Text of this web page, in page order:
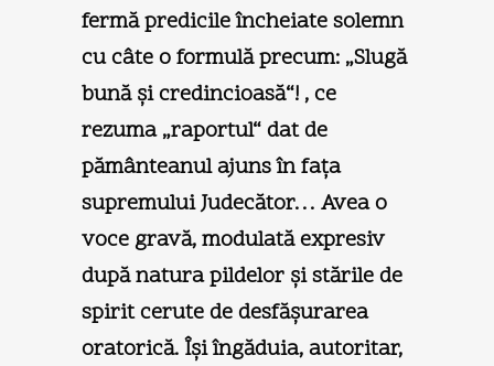
fermă predicile încheiate solemn
cu câte o formulă precum: „Slugă
bună şi credincioasă“! , ce
rezuma „raportul“ dat de
pământeanul ajuns în faţa
supremului Judecător… Avea o
voce gravă, modulată expresiv
după natura pildelor şi stările de
spirit cerute de desfăşurarea
oratorică. Îşi îngăduia, autoritar,